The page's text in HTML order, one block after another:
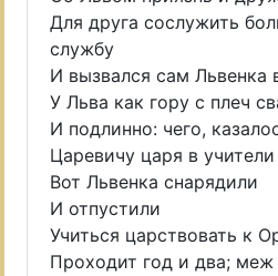
Для друга сослужить
службу
И вызвался сам Львенка
У Льва как гору с плеч
И подлинно: чего,
Царевичу царя в
Вот Львенка снарядили
И отпустили
Учиться царствовать к
Проходит год и два; меж